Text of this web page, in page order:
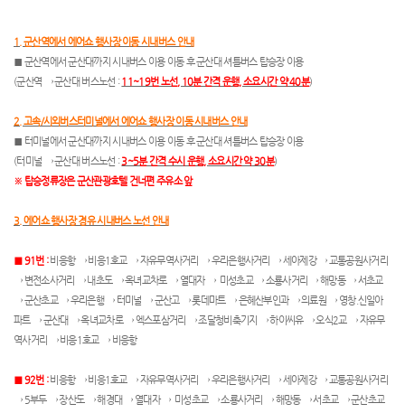
1. 군산역에서 에어쇼 행사장 이동 시내버스 안내
■ 군산역에서 군산대까지 시내버스 이용 이동 후 군산대 셔틀버스 탑승장 이용
(군산역 → 군산대 버스노선 :11~19번 노선, 10분 간격 운행, 소요시간 약 40분)
2. 고속/시외버스터미널에서 에어쇼 행사장 이동 시내버스 안내
■ 터미널에서 군산대까지 시내버스 이용 이동 후 군산대 셔틀버스 탑승장 이용
(터미널 → 군산대 버스노선 :3~5분 간격 수시 운행, 소요시간 약 30분)
※ 탑승정류장은 군산관광호텔 건너편 주유소 앞
3. 에어쇼 행사장 경유 시내버스 노선 안내
■ 91번 :비응항 → 비응1호교 → 자유무역사거리 → 우리은행사거리 → 세아제강 → 교통공원사거리
→ 변전소사거리 → 내초도 → 옥녀교차로 → 열대자 → 미성초교 → 소룡사거리 → 해망동 → 서초교
→ 군산초교 → 우리은행 → 터미널 → 군산고 → 롯데마트 → 은혜산부인과 → 의료원 → 영창.신일아
파트 → 군산대 → 옥녀교차로 → 엑스포삼거리 → 조달청비축기지 → 하이씨유 → 오식2교 → 자유무
역사거리 → 비응1호교 → 비응항
■ 92번 :비응항 → 비응1호교 → 자유무역사거리 → 우리은행사거리 → 세아제강 → 교통공원사거리
→ 5부두 → 장산도 → 해경대 → 열대자 → 미성초교 → 소룡사거리 → 해망동 → 서초교 → 군산초교